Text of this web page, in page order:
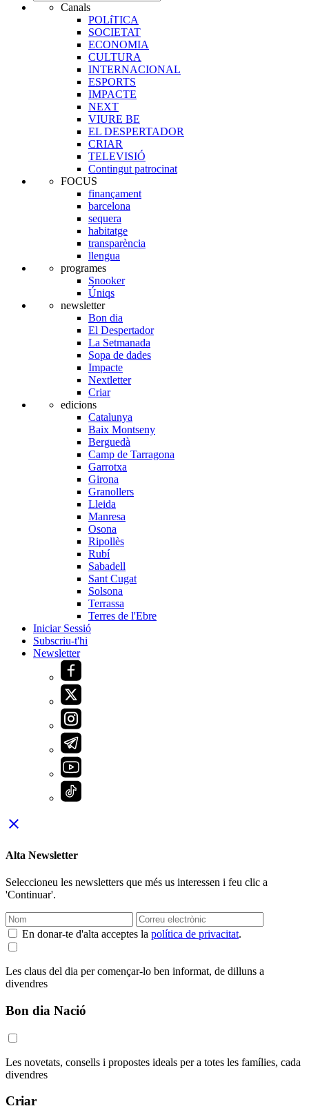
Canals
POLíTICA
SOCIETAT
ECONOMIA
CULTURA
INTERNACIONAL
ESPORTS
IMPACTE
NEXT
VIURE BE
EL DESPERTADOR
CRIAR
TELEVISIÓ
Contingut patrocinat
FOCUS
finançament
barcelona
sequera
habitatge
transparència
llengua
programes
Snooker
Úniqs
newsletter
Bon dia
El Despertador
La Setmanada
Sopa de dades
Impacte
Nextletter
Criar
edicions
Catalunya
Baix Montseny
Berguedà
Camp de Tarragona
Garrotxa
Girona
Granollers
Lleida
Manresa
Osona
Ripollès
Rubí
Sabadell
Sant Cugat
Solsona
Terrassa
Terres de l'Ebre
Iniciar Sessió
Subscriu-t'hi
Newsletter
close
Alta Newsletter
Seleccioneu les newsletters que més us interessen i feu clic a
'Continuar'.
En donar-te d'alta acceptes la política de privacitat.
Les claus del dia per començar-lo ben informat, de dilluns a
divendres
Bon dia Nació
Les novetats, consells i propostes ideals per a totes les famílies, cada
divendres
Criar